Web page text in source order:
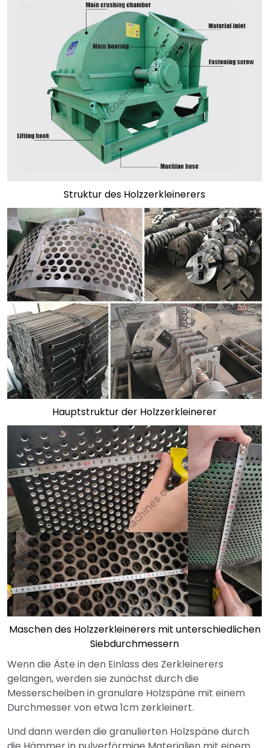
Struktur des Holzzerkleinerers
Hauptstruktur der Holzzerkleinerer
Maschen des Holzzerkleinerers mit unterschiedlichen
Siebdurchmessern
Wenn die Äste in den Einlass des Zerkleinerers
gelangen, werden sie zunächst durch die
Messerscheiben in granulare Holzspäne mit einem
Durchmesser von etwa 1cm zerkleinert.
Und dann werden die granulierten Holzspäne durch